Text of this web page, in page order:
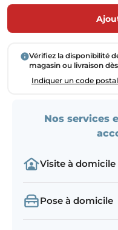
Vérifiez la disponibilité
magasin ou livraison
Indiquer un code postal
Nos services
Visite à domicile
Pose à domicile